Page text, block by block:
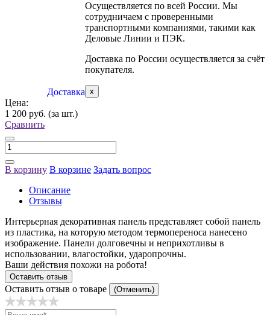
Доставка
Осуществляется по всей России. Мы
сотрудничаем с проверенными
транспортными компаниями, такими как
Деловые Линии и ПЭК.
Доставка по России осуществляется за счёт
покупателя.
x
Цена:
1 200 руб. (за шт.)
Сравнить
В корзину В корзине Задать вопрос
Описание
Отзывы
Интерьерная декоративная панель представляет собой панель
из пластика, на которую методом термопереноса нанесено
изображение. Панели долговечны и неприхотливы в
использовании, влагостойки, ударопрочны.
Ваши действия похожи на робота!
Оставить отзыв
Оставить отзыв о товаре (Отменить)